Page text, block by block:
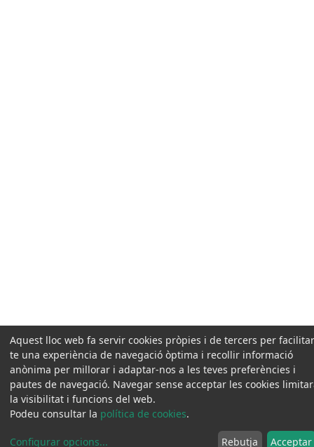
Aquest lloc web fa servir cookies pròpies i de tercers per
te una experiència de navegació òptima i recollir informació
anònima per millorar i adaptar-nos a les teves preferències i
pautes de navegació. Navegar sense acceptar les cookies
la visibilitat i funcions del web.
Podeu consultar la política de cookies.
Configurar opcions... Rebutja Acceptar